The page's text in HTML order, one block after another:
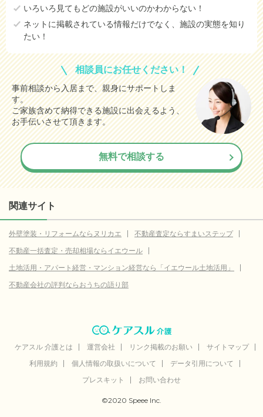
いろいろ見てもどの施設がいいのかわからない！
ネットに掲載されている情報だけでなく、施設の実態を知り
たい！
相談員にお任せください！
事前相談から入居まで、親身にサポートしま
す。
ご家族含めて納得できる施設に出会えるよう、
お手伝いさせて頂きます。
無料で相談する
関連サイト
外壁塗装・リフォームならヌリカエ
不動産査定ならすまいステップ
不動産一括査定・売却相場ならイエウール
土地活用・アパート経営・マンション経営なら「イエウール土地活用」
不動産会社の評判ならおうちの語り部
ケアスル 介護とは 運営会社 リンク掲載のお願い
サイトマップ
利用規約
個人情報の取扱いについて
データ引用について
プレスキット
お問い合わせ
©2020 Speee Inc.